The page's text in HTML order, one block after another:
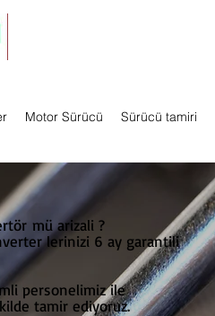
Motor Sürücü Sürücü tamiri
mü arizali ?
lerinizi 6 ay garantili
personelimiz ile
tamir ediyoruz.